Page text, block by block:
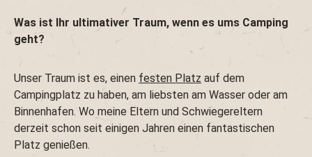
Was ist Ihr ultimativer Traum, wenn es ums Camping
geht?
Unser Traum ist es, einen festen Platz auf dem
Campingplatz zu haben, am liebsten am Wasser oder am
Binnenhafen. Wo meine Eltern und Schwiegereltern
derzeit schon seit einigen Jahren einen fantastischen
Platz genießen.